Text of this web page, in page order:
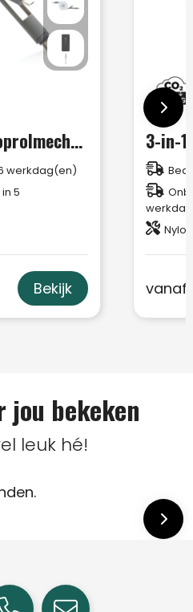
3-in-1 kabel met oprolmechanisme
werkdag(en)
5
Bekijk
3-in-
vanaf
jou bekeken
leuk hé!